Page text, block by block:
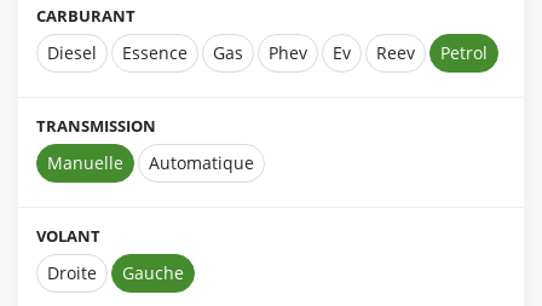
CARBURANT
Diesel Essence Gas Phev Ev Reev Petrol
TRANSMISSION
Manuelle Automatique
VOLANT
Droite Gauche